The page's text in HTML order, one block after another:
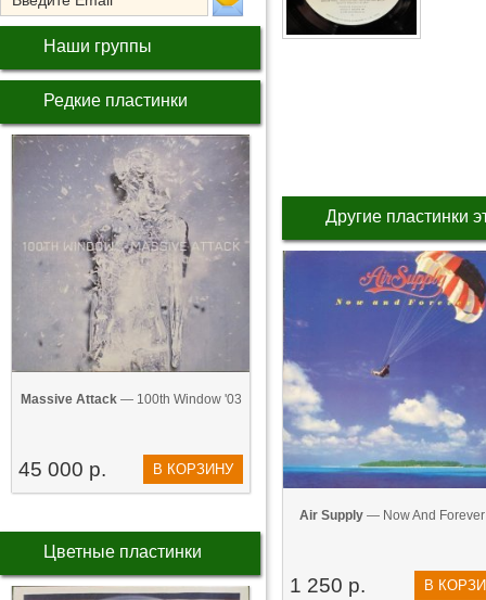
Наши группы
Редкие пластинки
Massive Attack— 100th Window '03
45 000 р. В КОРЗИНУ
Цветные пластинки
Другие пластинки
Air Supply— Now And Forever
1 250 р. В